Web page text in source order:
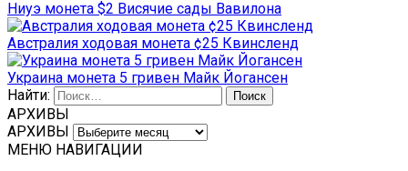
Ниуэ монета $2 Висячие сады Вавилона
Австралия ходовая монета ¢25 Квинсленд
Украина монета 5 гривен Майк Йогансен
Найти:
АРХИВЫ
АРХИВЫ
МЕНЮ НАВИГАЦИИ